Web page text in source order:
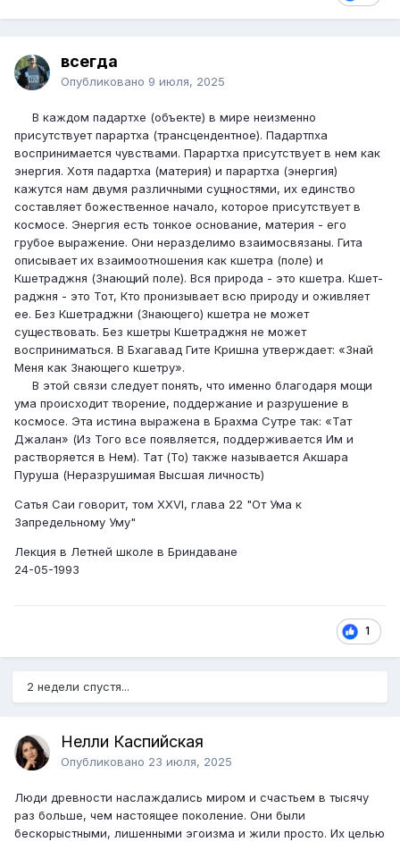
всегда
Опубликовано 9 июля, 2025
В каждом падартхе (объекте) в мире неизменно
присутствует парартха (трансцендентное). Падартпха
воспринимается чувствами. Парартха присутствует в нем как
энергия. Хотя падартха (материя) и па­рартха (энергия)
кажутся нам двумя различными сущностями, их единство
составляет божественное начало, которое присутствует в
космосе. Энергия есть тонкое основание, материя - его
грубое выражение. Они неразделимо взаимосвязаны. Гита
описывает их взаимоотношения как кшетра (поле) и
Кшетраджня (Знающий поле). Вся природа - это кшетра. Кшет­
раджня - это Тот, Кто пронизывает всю природу и оживляет
ее. Без Кшетраджни (Знающего) кшетра не может
существовать. Без кшетры Кшетраджня не может
восприниматься. В Бхагавад Гите Кришна утверждает: «Знай
Меня как Знающего кшетру».
В этой связи следует понять, что именно благо­даря мощи
ума происходит творение, поддержание и разрушение в
космосе. Эта истина выражена в Брах­ма Сутре так: «Тат
Джалан» (Из Того все появляет­ся, поддерживается Им и
растворяется в Нем). Тат (То) также называется Акшара
Пуруша (Неразруши­мая Высшая личность)
Сатья Саи говорит, том XXVI, глава 22 "От Ума к
Запредельному Уму"
Лекция в Летней школе в Бриндаване
24-05-1993
1
2 недели спустя...
Нелли Каспийская
Опубликовано 23 июля, 2025
Люди древности наслаждались миром и счастьем в тысячу
раз больше, чем настоящее поколение. Они были
бескорыстными, лишенными эгоизма и жили просто. Их целью